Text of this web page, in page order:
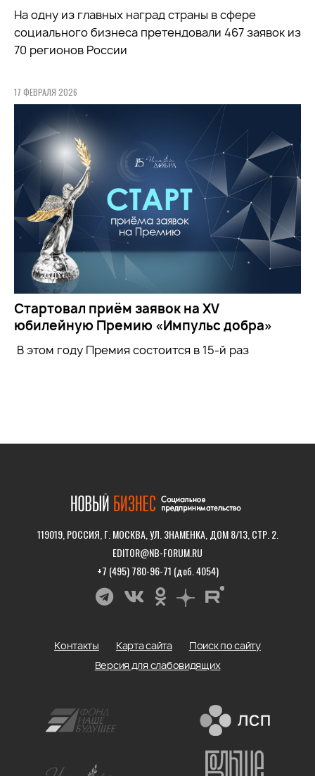
На одну из главных наград страны в сфере
социального бизнеса претендовали 467 заявок из
70 регионов России
17 ФЕВРАЛЯ 2026
Стартовал приём заявок на XV
юбилейную Премию «Импульс добра»
В этом году Премия состоится в 15-й раз
119019, РОССИЯ, Г. МОСКВА, УЛ. ЗНАМЕНКА, ДОМ 8/13, СТР. 2.
EDITOR@NB-FORUM.RU
+7 (495) 780-96-71 (доб. 4054)
Контакты Карта сайта
Поиск по сайту
Версия для слабовидящих